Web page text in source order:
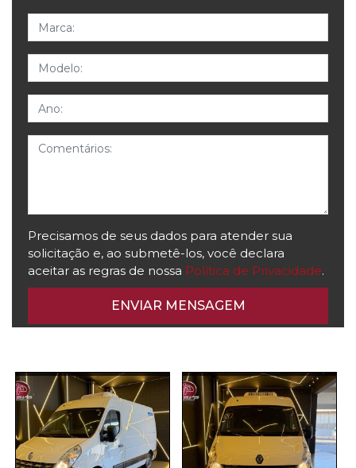
Marca
Modelo
Ano
Comentários
Precisamos de seus dados para atender sua
solicitação e, ao submetê-los, você declara
aceitar as regras de nossa Política de Privacidade.